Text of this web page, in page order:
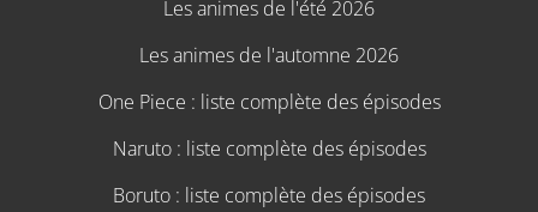
Les animes de l'été 2026
Les animes de l'automne 2026
One Piece : liste complète des épisodes
Naruto : liste complète des épisodes
Boruto : liste complète des épisodes